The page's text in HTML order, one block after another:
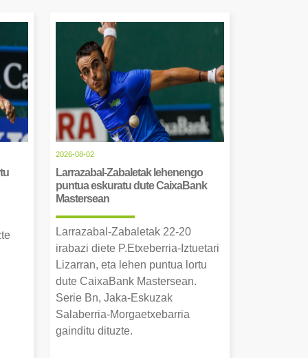
2026-08-02
Larrazabal-Zabaletak lehenengo
puntua eskuratu dute CaixaBank
Mastersean
Larrazabal-Zabaletak 22-20
irabazi diete P.Etxeberria-Iztuetari
Lizarran, eta lehen puntua lortu
dute CaixaBank Mastersean.
Serie Bn, Jaka-Eskuzak
Salaberria-Morgaetxebarria
gainditu dituzte.